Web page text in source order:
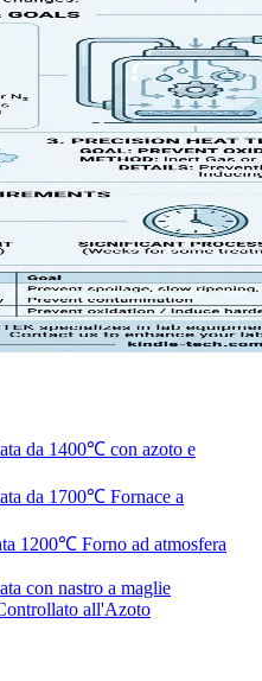
da 1400℃ con azoto e
da 1700℃ Fornace a
1200℃ Forno ad atmosfera
con nastro a maglie
all'Azoto